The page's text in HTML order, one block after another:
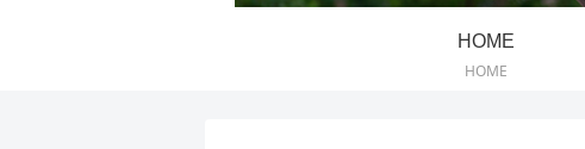
HOME
HOME